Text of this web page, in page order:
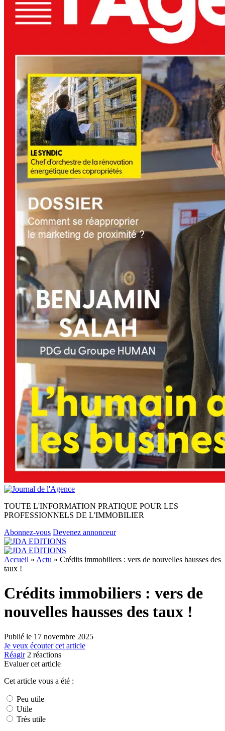
TOUTE L'INFORMATION PRATIQUE POUR LES
PROFESSIONNELS DE L'IMMOBILIER
Abonnez-vous Devenez annonceur
Accueil » Actu » Crédits immobiliers : vers de nouvelles hausses des
taux !
Crédits immobiliers : vers de
nouvelles hausses des taux !
Publié le 17 novembre 2025
Je veux écouter cet article
Réagir 2 réactions
Evaluer cet article
Cet article vous a été :
Peu utile
Utile
Très utile